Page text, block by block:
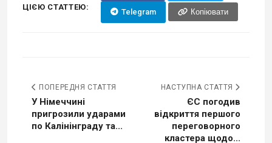
ЦІЄЮ СТАТТЕЮ:
Telegram Копіювати
ПОПЕРЕДНЯ СТАТТЯ
У Німеччині
пригрозили ударами
по Калінінграду та...
НАСТУПНА СТАТТЯ
ЄС погодив
відкриття першого
переговорного
кластера щодо...